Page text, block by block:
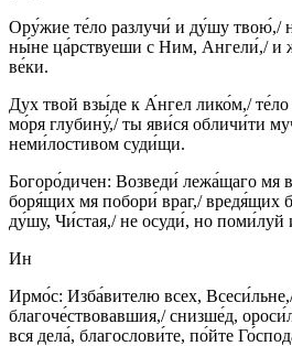
Ору́жие те́ло разлучи́ и ду́шу твою́,/
ны́не ца́рствуеши с Ним, Ангели́,/ и
ве́ки.
Дух твой взы́де к А́нгел лико́м,/
мо́ря глубину́,/ ты яви́ся обличи́ти
неми́лостивом суди́щи.
Богоро́дичен: Возведи́ лежа́щаго мя
боря́щих мя побори́ враг,/ вредя́щих
ду́шу, Чи́стая,/ не осуди́, но поми́луй
Ин
Ирмо́с: Изба́вителю всех,
благоче́ствовавшия,/ снизше́д,
вся дела́, благослови́те, по́йте